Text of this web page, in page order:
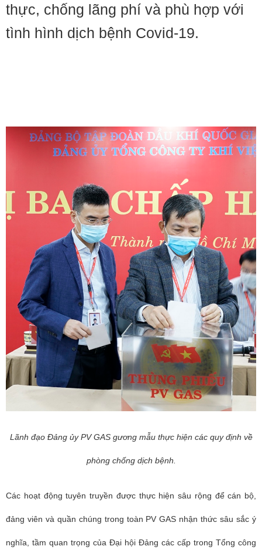
thực, chống lãng phí và phù hợp với
tình hình dịch bệnh Covid-19.
Lãnh đạo Đảng ủy PV GAS gương mẫu thực hiện các quy định về
phòng chống dịch bệnh.
Các hoạt động tuyên truyền được thực hiện sâu rộng để cán bộ,
đảng viên và quần chúng trong toàn PV GAS nhận thức sâu sắc ý
nghĩa, tầm quan trọng của Đại hội Đảng các cấp trong Tổng công